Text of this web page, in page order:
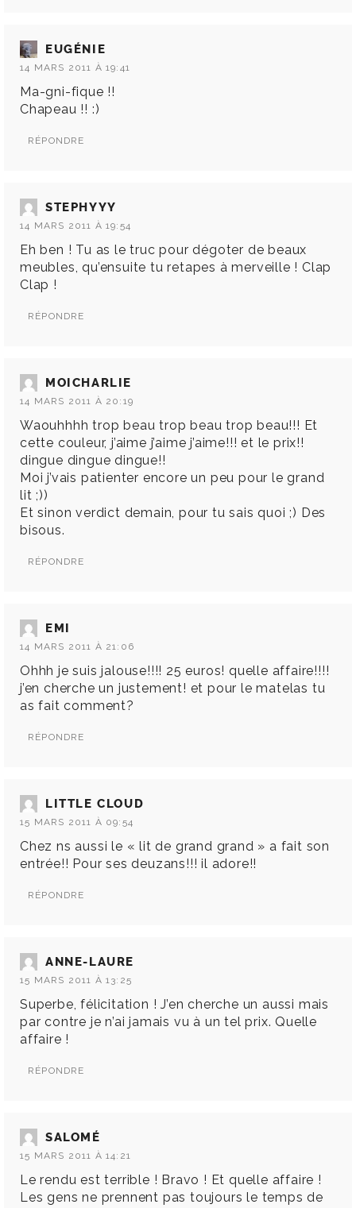
EUGÉNIE
14 MARS 2011 À 19:41
Ma-gni-fique !!
Chapeau !! :)
RÉPONDRE
STEPHYYY
14 MARS 2011 À 19:54
Eh ben ! Tu as le truc pour dégoter de beaux
meubles, qu’ensuite tu retapes à merveille ! Clap
Clap !
RÉPONDRE
MOICHARLIE
14 MARS 2011 À 20:19
Waouhhhh trop beau trop beau trop beau!!! Et
cette couleur, j’aime j’aime j’aime!!! et le prix!!
dingue dingue dingue!!
Moi j’vais patienter encore un peu pour le grand
lit ;))
Et sinon verdict demain, pour tu sais quoi ;) Des
bisous.
RÉPONDRE
EMI
14 MARS 2011 À 21:06
Ohhh je suis jalouse!!!! 25 euros! quelle affaire!!!!
j’en cherche un justement! et pour le matelas tu
as fait comment?
RÉPONDRE
LITTLE CLOUD
15 MARS 2011 À 09:54
Chez ns aussi le « lit de grand grand » a fait son
entrée!! Pour ses deuzans!!! il adore!!
RÉPONDRE
ANNE-LAURE
15 MARS 2011 À 13:25
Superbe, félicitation ! J’en cherche un aussi mais
par contre je n’ai jamais vu à un tel prix. Quelle
affaire !
RÉPONDRE
SALOMÉ
15 MARS 2011 À 14:21
Le rendu est terrible ! Bravo ! Et quelle affaire !
Les gens ne prennent pas toujours le temps de